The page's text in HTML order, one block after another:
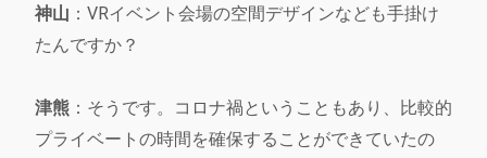
神山 ：VRイベント会場の空間デザインなども手掛け
たんですか？
津熊 ：そうです。コロナ禍ということもあり、比較的
プライベートの時間を確保することができていたの